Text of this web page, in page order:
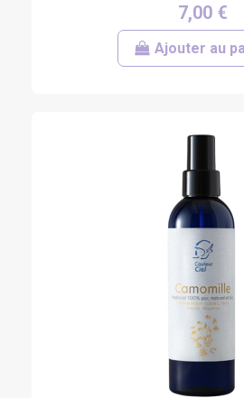
7,00 €
Ajouter au